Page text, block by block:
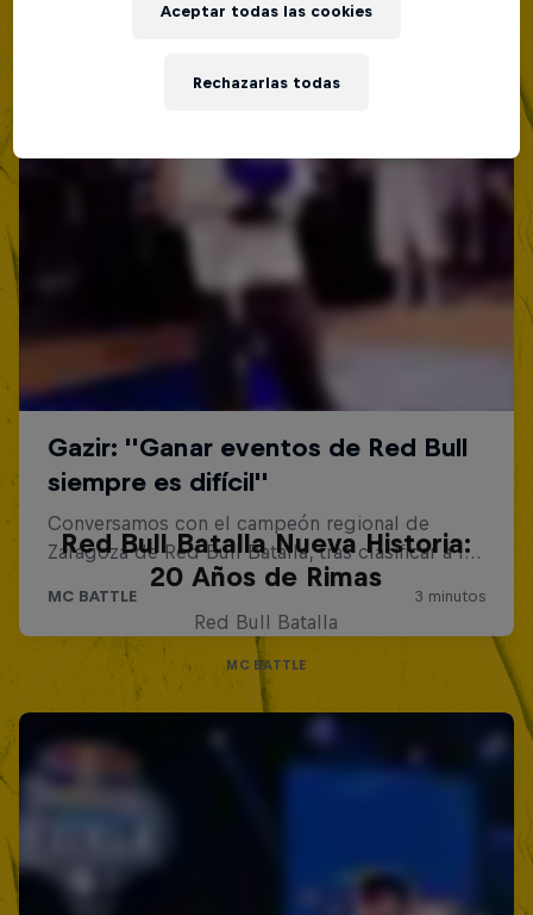
Red Bull Batalla Nueva Historia:
20 Años de Rimas
Red Bull Batalla
MC BATTLE
Rechazarlas todas
Aceptar todas las cookies